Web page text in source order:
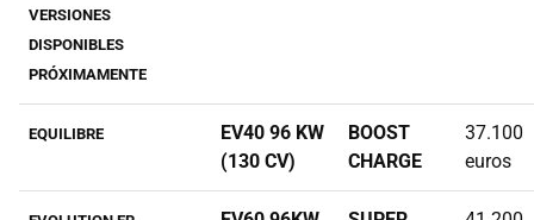
VERSIONES
DISPONIBLES
PRÓXIMAMENTE
EQUILIBRE
EV40 96 KW
(130 CV)
BOOST
CHARGE
37.100
euros